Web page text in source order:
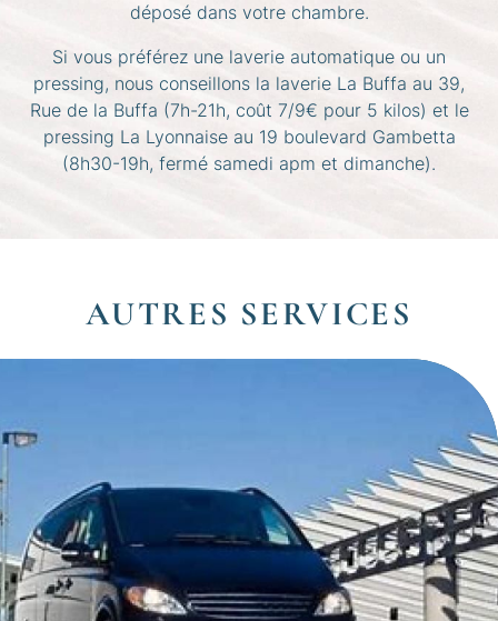
déposé dans votre chambre.
Si vous préférez une laverie automatique ou un
pressing, nous conseillons la laverie La Buffa au 39,
Rue de la Buffa (7h-21h, coût 7/9€ pour 5 kilos) et le
pressing La Lyonnaise au 19 boulevard Gambetta
(8h30-19h, fermé samedi apm et dimanche).
AUTRES SERVICES